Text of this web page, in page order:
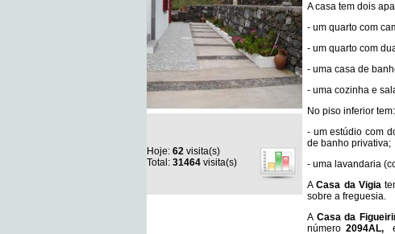
Hoje: 62 visita(s)
Total: 31464 visita(s)
A casa tem dois
- um quarto com
- um quarto com
- uma casa de
- uma cozinha e
No piso inferior tem:
- um estúdio com
de banho privativa;
- uma lavandaria
ACasa da Vigia
sobre a freguesia.
A Casa da
número 2094AL,